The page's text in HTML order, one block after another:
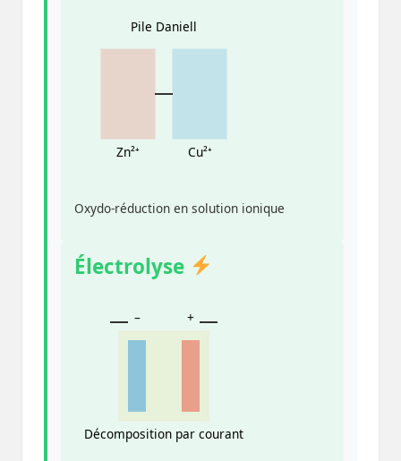
Zn²⁺ Cu²⁺
Pile Daniell
Oxydo-réduction en solution ionique
Électrolyse
– +
Décomposition par courant